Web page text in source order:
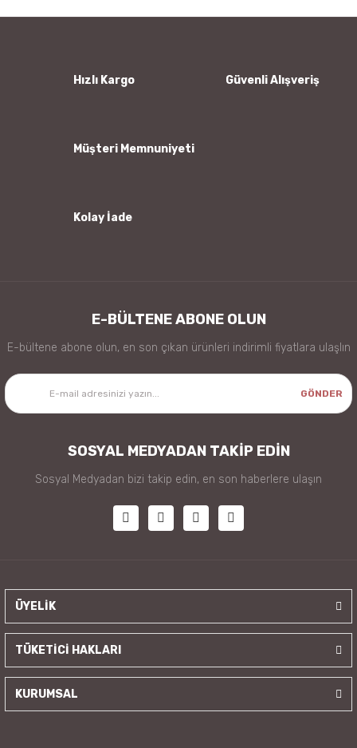
Ürün bilgilerinde hatalar bulunuyor.
Hızlı Kargo Güvenli Alışveriş
Müşteri Memnuniyeti
Kolay İade
E-BÜLTENE ABONE OLUN
E-bültene abone olun, en son çıkan ürünleri indirimli fiyatlara ulaşlın
GÖNDER
SOSYAL MEDYADAN TAKİP EDİN
Sosyal Medyadan bizi takip edin, en son haberlere ulaşın
ÜYELİK
TÜKETİCİ HAKLARI
KURUMSAL